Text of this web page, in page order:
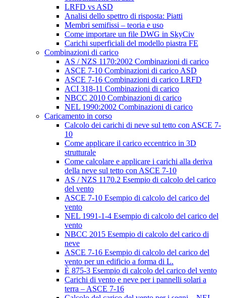
LRFD vs ASD
Analisi dello spettro di risposta: Piatti
Membri semifissi – teoria e uso
Come importare un file DWG in SkyCiv
Carichi superficiali del modello piastra FE
Combinazioni di carico
AS / NZS 1170:2002 Combinazioni di carico
ASCE 7-10 Combinazioni di carico ASD
ASCE 7-16 Combinazioni di carico LRFD
ACI 318-11 Combinazioni di carico
NBCC 2010 Combinazioni di carico
NEL 1990:2002 Combinazioni di carico
Caricamento in corso
Calcolo dei carichi di neve sul tetto con ASCE 7-
10
Come applicare il carico eccentrico in 3D
strutturale
Come calcolare e applicare i carichi alla deriva
della neve sul tetto con ASCE 7-10
AS / NZS 1170.2 Esempio di calcolo del carico
del vento
ASCE 7-10 Esempio di calcolo del carico del
vento
NEL 1991-1-4 Esempio di calcolo del carico del
vento
NBCC 2015 Esempio di calcolo del carico di
neve
ASCE 7-16 Esempio di calcolo del carico del
vento per un edificio a forma di L.
È 875-3 Esempio di calcolo del carico del vento
Carichi di vento e neve per i pannelli solari a
terra – ASCE 7-16